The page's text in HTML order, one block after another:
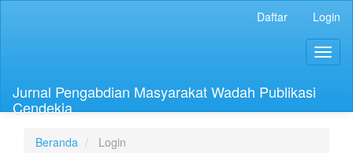
Samping
Daftar Login
Jurnal Pengabdian Masyarakat Wadah Publikasi
Cendekia
Beranda Login